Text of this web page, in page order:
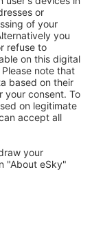
und planen